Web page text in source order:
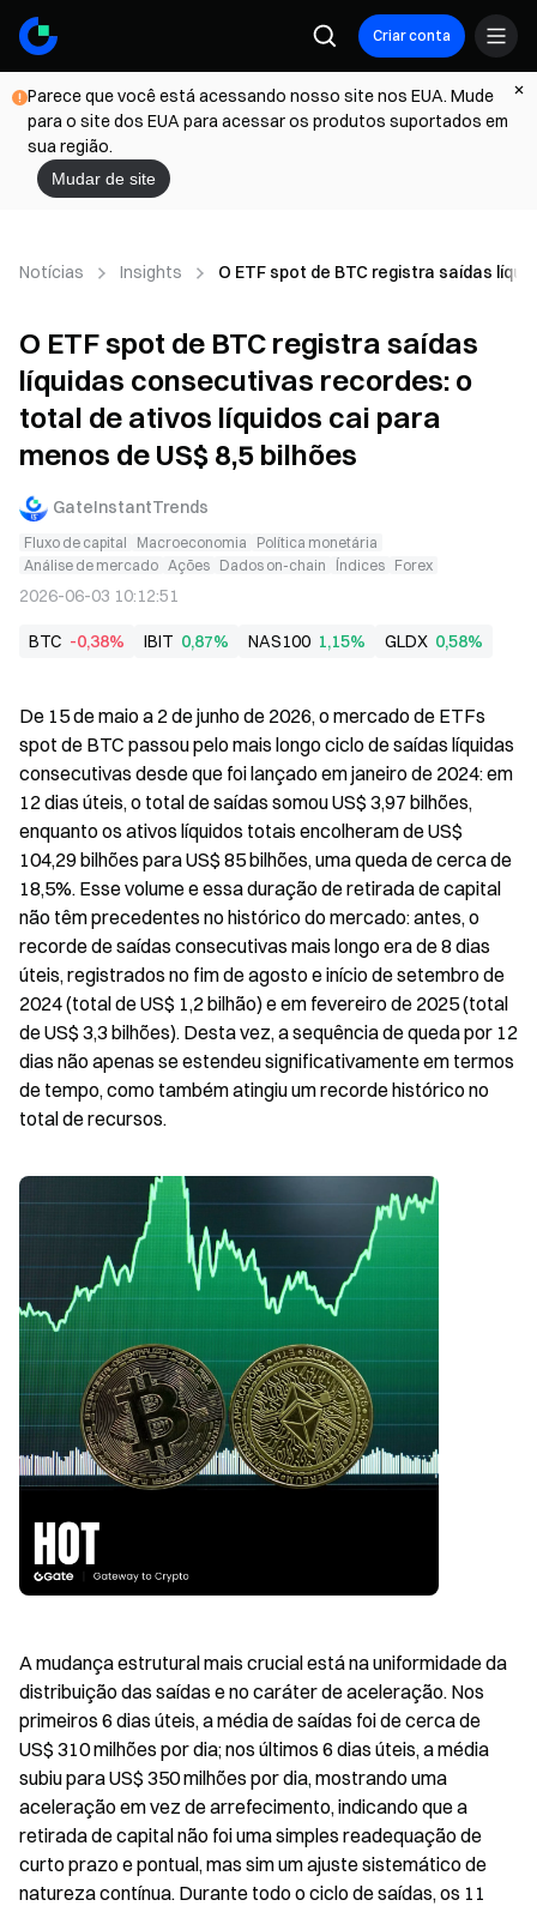
Criar conta
Parece que você está acessando nosso site nos EUA. Mude
para o site dos EUA para acessar os produtos suportados em
sua região.
Mudar de site
Notícias Insights O ETF spot de BTC registra saídas
O ETF spot de BTC registra saídas
líquidas consecutivas recordes: o
total de ativos líquidos cai para
menos de US$ 8,5 bilhões
GateInstantTrends
Fluxo de capital Macroeconomia
Política monetária
Análise de mercado Ações Dados on-chain Índices Forex
2026-06-03 10:12:51
BTC -0,38% IBIT 0,87% NAS100 1,15% GLDX 0,58%
De 15 de maio a 2 de junho de 2026, o mercado de ETFs
spot de BTC passou pelo mais longo ciclo de saídas líquidas
consecutivas desde que foi lançado em janeiro de 2024: em
12 dias úteis, o total de saídas somou US$ 3,97 bilhões,
enquanto os ativos líquidos totais encolheram de US$
104,29 bilhões para US$ 85 bilhões, uma queda de cerca de
18,5%. Esse volume e essa duração de retirada de capital
não têm precedentes no histórico do mercado: antes, o
recorde de saídas consecutivas mais longo era de 8 dias
úteis, registrados no fim de agosto e início de setembro de
2024 (total de US$ 1,2 bilhão) e em fevereiro de 2025 (total
de US$ 3,3 bilhões). Desta vez, a sequência de queda por 12
dias não apenas se estendeu significativamente em termos
de tempo, como também atingiu um recorde histórico no
total de recursos.
A mudança estrutural mais crucial está na uniformidade da
distribuição das saídas e no caráter de aceleração. Nos
primeiros 6 dias úteis, a média de saídas foi de cerca de
US$ 310 milhões por dia; nos últimos 6 dias úteis, a média
subiu para US$ 350 milhões por dia, mostrando uma
aceleração em vez de arrefecimento, indicando que a
retirada de capital não foi uma simples readequação de
curto prazo e pontual, mas sim um ajuste sistemático de
natureza contínua. Durante todo o ciclo de saídas, os 11